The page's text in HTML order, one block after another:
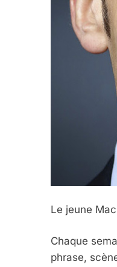
Le jeune
Chaque
phrase,